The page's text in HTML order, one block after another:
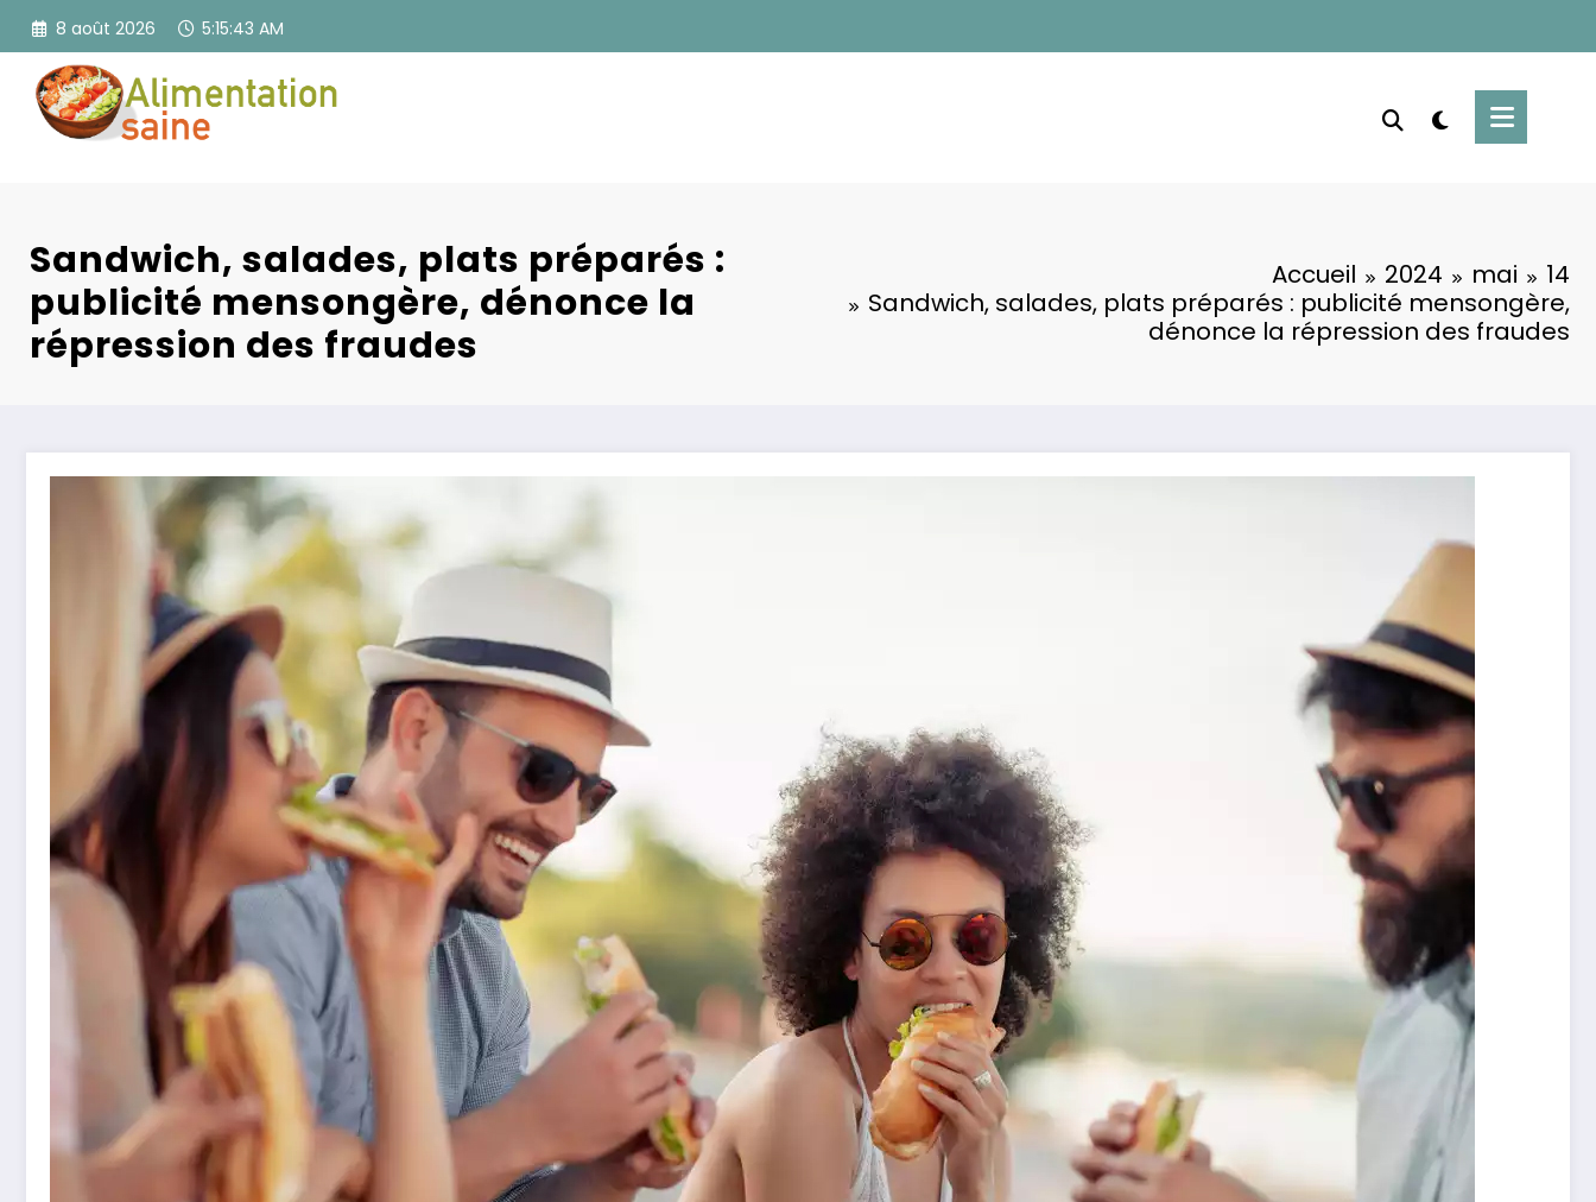
Aller
contenu
8 août 2026 5:15:44 AM
Sandwich, salades, plats préparés :
publicité mensongère, dénonce la
répression des fraudes
Accueil 2024 mai
14
Sandwich, salades, plats préparés : publicité mensongère,
dénonce la répression des fraudes